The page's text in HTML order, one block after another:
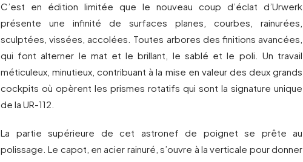
C’est en édition limitée que le nouveau coup d’éclat d’Urwerk
présente une infinité de surfaces planes, courbes, rainurées,
sculptées, vissées, accolées. Toutes arbores des finitions avancées,
qui font alterner le mat et le brillant, le sablé et le poli. Un travail
méticuleux, minutieux, contribuant à la mise en valeur des deux grands
cockpits où opèrent les prismes rotatifs qui sont la signature unique
de la UR-112.
La partie supérieure de cet astronef de poignet se prête au
polissage. Le capot, en acier rainuré, s’ouvre à la verticale pour donner